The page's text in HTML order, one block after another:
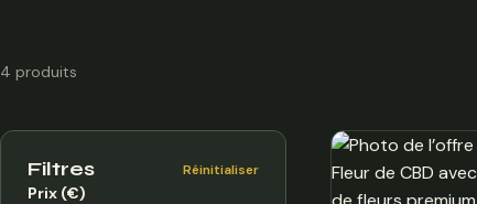
4 produits
Filtres Réinitialiser
Prix (€)